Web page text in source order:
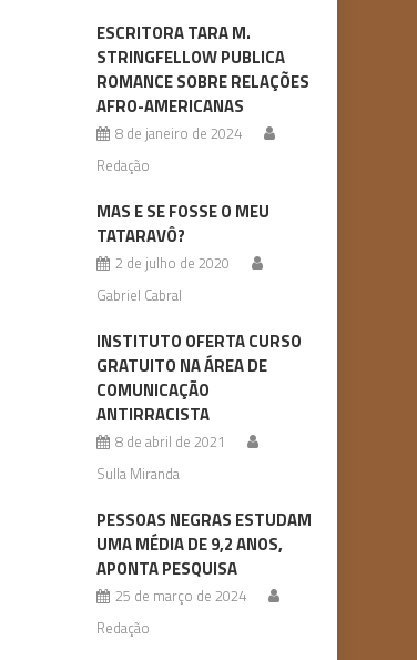
ESCRITORA TARA M.
STRINGFELLOW PUBLICA
ROMANCE SOBRE RELAÇÕES
AFRO-AMERICANAS
8 de janeiro de 2024
Redação
MAS E SE FOSSE O MEU
TATARAVÔ?
2 de julho de 2020
Gabriel Cabral
INSTITUTO OFERTA CURSO
GRATUITO NA ÁREA DE
COMUNICAÇÃO
ANTIRRACISTA
8 de abril de 2021
Sulla Miranda
PESSOAS NEGRAS ESTUDAM
UMA MÉDIA DE 9,2 ANOS,
APONTA PESQUISA
25 de março de 2024
Redação